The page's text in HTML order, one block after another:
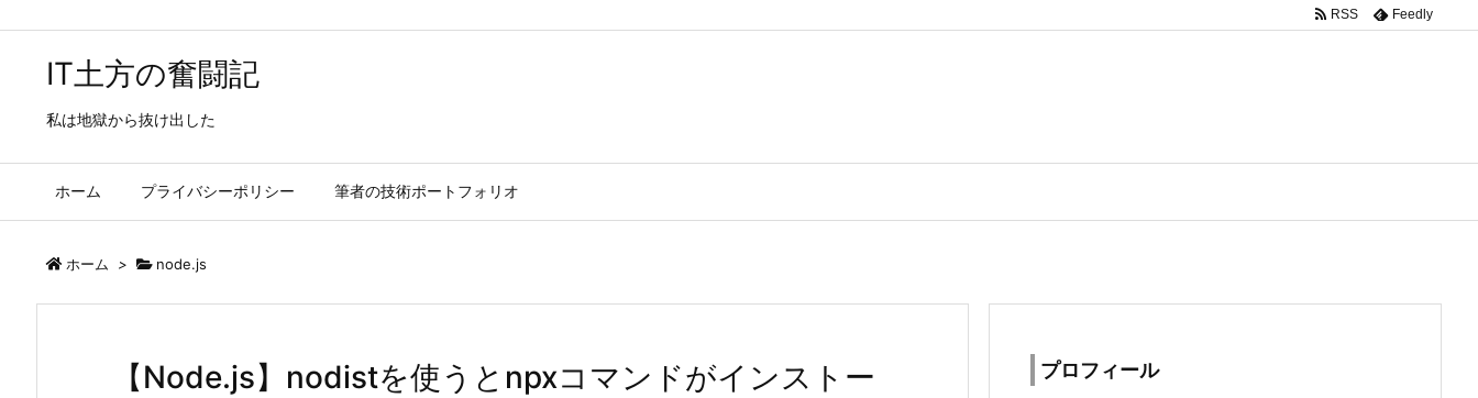
IT土方の奮闘記
私は地獄から抜け出した
ホーム プライバシーポリシー 筆者の技術ポートフォリオ
RSS Feedly
ホーム > node.js
【Node.js】nodistを使うとnpxコマンドがインストー
プロフィール